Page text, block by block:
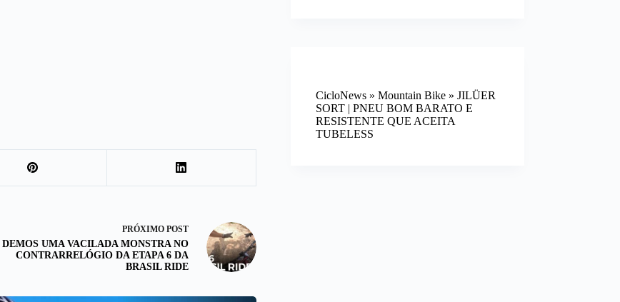
PRÓXIMO POST
DEMOS UMA VACILADA MONSTRA NO
CONTRARRELÓGIO DA ETAPA 6 DA
BRASIL RIDE
CicloNews »Mountain Bike »JILÜER
SORT | PNEU BOM BARATO E
RESISTENTE QUE ACEITA
TUBELESS